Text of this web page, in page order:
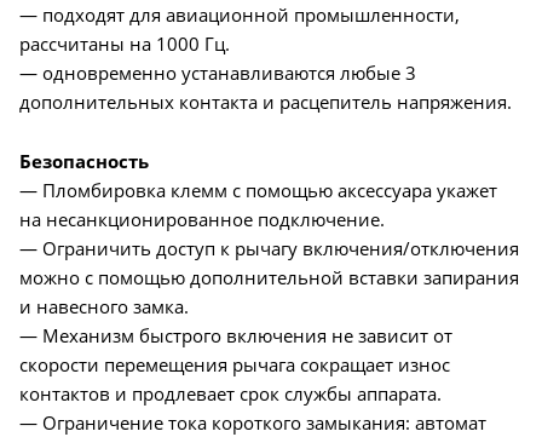
— подходят для авиационной промышленности,
рассчитаны на 1000 Гц.
— одновременно устанавливаются любые 3
дополнительных контакта и расцепитель напряжения.
Безопасность
— Пломбировка клемм с помощью аксессуара укажет
на несанкционированное подключение.
— Ограничить доступ к рычагу включения/отключения
можно с помощью дополнительной вставки запирания
и навесного замка.
— Механизм быстрого включения не зависит от
скорости перемещения рычага сокращает износ
контактов и продлевает срок службы аппарата.
— Ограничение тока короткого замыкания: автомат